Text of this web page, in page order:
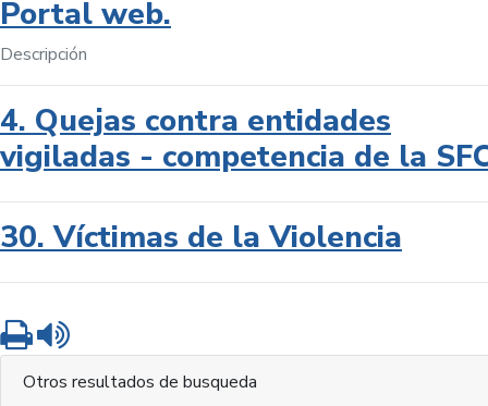
Portal web.
Descripción
4. Quejas contra entidades
vigiladas - competencia de la
30. Víctimas de la Violencia
Imprimir
Otros resultados de busqueda